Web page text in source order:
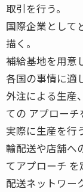
取引を行う。
国際企業として
描く。
補給基地を用意
各国の事情に適
外注による生産
ての アプローチ
実際に生産を行
輸配送や店舗へ
てアプローチ を
配送ネットワー